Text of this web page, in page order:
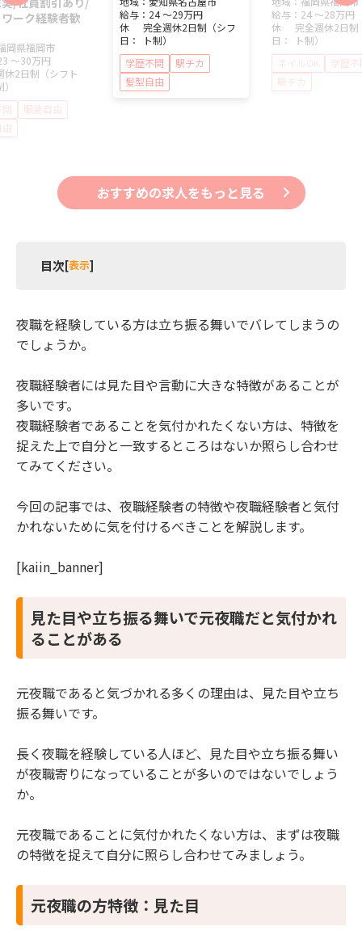
ーク経験者歓
岡県福岡市
～30万円
休2日制（シフト
服装自由
給与： 24 ～29万円
休
日：
完全週休2日制（シフ
ト制）
学歴不問
駅チカ
髪型自由
給与： 24 ～28万円
休
日：
完全週休2日制
ト制）
ネイルOK
学歴不
駅チカ
おすすめの求人をもっと見る
目次[表示]
とがある
2 元夜職の方特徴：見た目
2.2 普段の服装がセクシー系
2.3 ブランド品をいくつも身につけている
2.4 オーラがある
3 元夜職の方の特徴：行動
3.1 リアクションが大きい
3.3 お酒の席での空気作りが上手
3.4 おしぼりを畳む
3.6 気が利きすぎる
4.1 業界用語を知っている・使ってしまう
4.2 知識に偏りがある
4.4 金銭感覚がズレている
5 元夜職だと気付かれないためのコツ
する
5.2 その場に合った身だしなみを意識する
ョブ」
7 まとめ
夜職を経験している方は立ち振る舞いでバレてしまうの
でしょうか。
夜職経験者には見た目や言動に大きな特徴があることが
多いです。
夜職経験者であることを気付かれたくない方は、特徴を
捉えた上で自分と一致するところはないか照らし合わせ
てみてください。
今回の記事では、夜職経験者の特徴や夜職経験者と気付
かれないために気を付けるべきことを解説します。
[kaiin_banner]
見た目や立ち振る舞いで元夜職だと気付かれ
ることがある
元夜職であると気づかれる多くの理由は、見た目や立ち
振る舞いです。
長く夜職を経験している人ほど、見た目や立ち振る舞い
が夜職寄りになっていることが多いのではないでしょう
か。
元夜職であることに気付かれたくない方は、まずは夜職
の特徴を捉えて自分に照らし合わせてみましょう。
元夜職の方特徴：見た目